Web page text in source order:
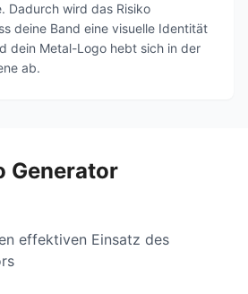
Dadurch wird das Risiko
deine Band eine visuelle Identität
dein Metal-Logo hebt sich in der
ab.
Generator
effektiven Einsatz des